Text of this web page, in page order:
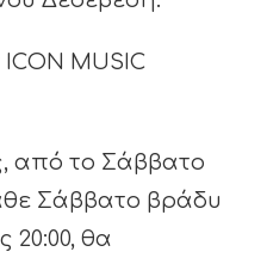
MUSIC
από το Σάββατο
Σάββατο βράδυ
20:00, θα